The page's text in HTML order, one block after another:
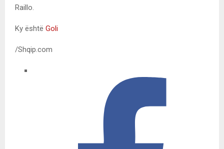
Raillo.
Ky është Goli
/Shqip.com